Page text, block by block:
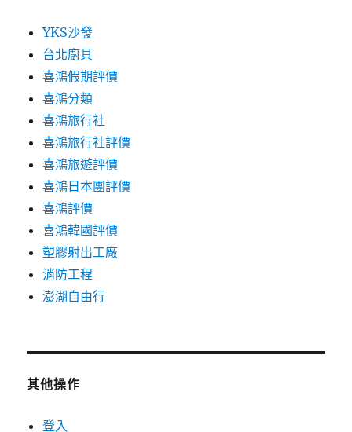
YKS沙發
台北廚具
喜鴻假期評價
喜鴻分類
喜鴻旅行社
喜鴻旅行社評價
喜鴻旅遊評價
喜鴻日本團評價
喜鴻評價
喜鴻韓國評價
塑膠射出工廠
消防工程
澎湖自由行
其他操作
登入